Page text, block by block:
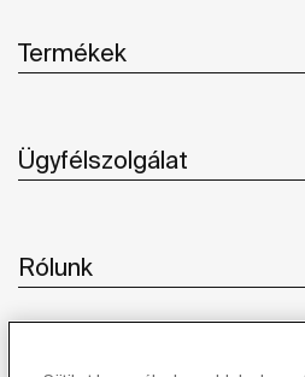
Termékek
Ügyfélszolgálat
Rólunk